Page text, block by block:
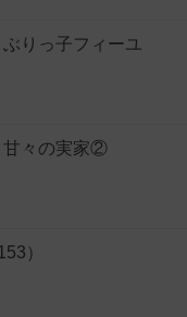
りっ子フィーユ
甘々の実家②
）